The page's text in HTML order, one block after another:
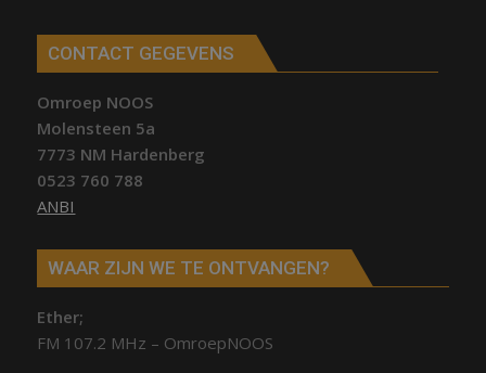
CONTACT GEGEVENS
Omroep NOOS
Molensteen 5a
7773 NM Hardenberg
0523 760 788
ANBI
WAAR ZIJN WE TE ONTVANGEN?
Ether;
FM 107.2 MHz – OmroepNOOS